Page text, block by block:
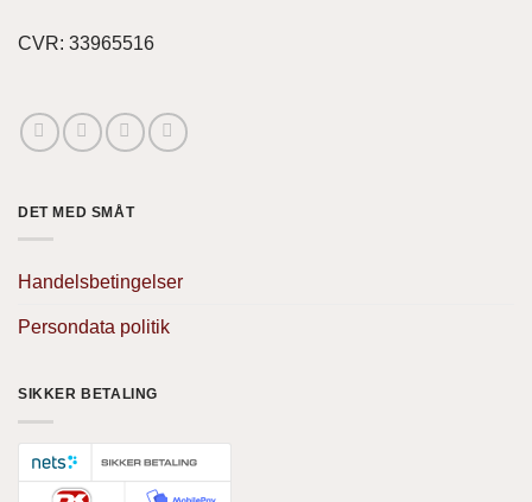
CVR: 33965516
DET MED SMÅT
Handelsbetingelser
Persondata politik
SIKKER BETALING